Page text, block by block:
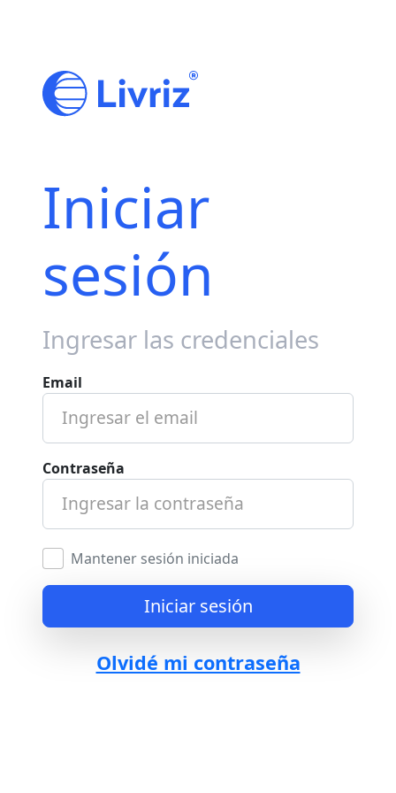
Iniciar
sesión
Ingresar las credenciales
Email
Contraseña
Mantener sesión iniciada
Iniciar sesión
Olvidé mi contraseña